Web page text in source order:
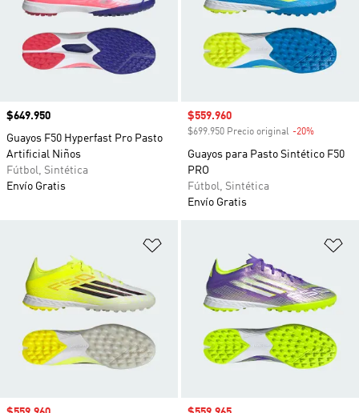
Precio
$649.950
Guayos F50 Hyperfast Pro Pasto
Artificial Niños
Fútbol, Sintética
Envío Gratis
Precio de venta
$559.960
$699.950 Precio original -20%
Guayos para Pasto Sintético F50
PRO
Fútbol, Sintética
Envío Gratis